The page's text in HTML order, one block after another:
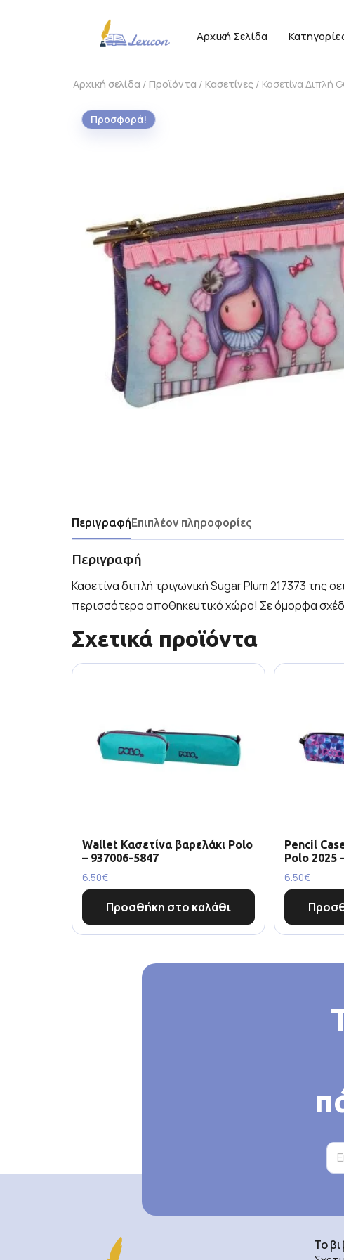
Αρχική Σελίδα
Αρχική σελίδα / Προϊόντα / Κασετίνες / Κασετίνα Διπλή
Προσφορά!
ΠεριγραφήΕπιπλέον πληροφορίες
Περιγραφή
Κασετίνα διπλή τριγωνική Sugar Plum 217373 της
περισσότερο αποθηκευτικό χώρο! Σε όμορφα
Σχετικά προϊόντα
Wallet Κασετίνα βαρελάκι Polo
– 937006-5847
6.50€
Προσθήκη στο καλάθι
Pencil
Polo 2025
6.50€
Το